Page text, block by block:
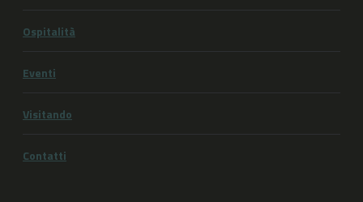
Ospitalità
Eventi
Visitando
Contatti